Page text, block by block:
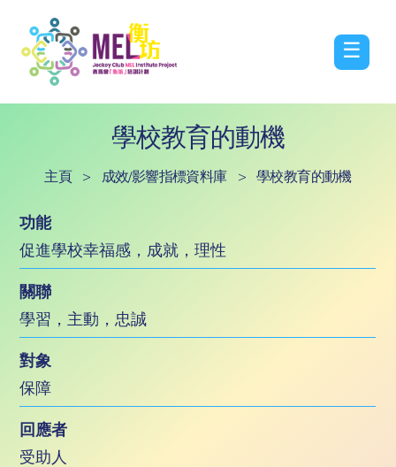
☰
學校教育的動機
主頁 > 成效/影響指標資料庫 > 學校教育的動機
功能
促進學校幸福感，成就，理性
關聯
學習，主動，忠誠
對象
保障
回應者
受助人